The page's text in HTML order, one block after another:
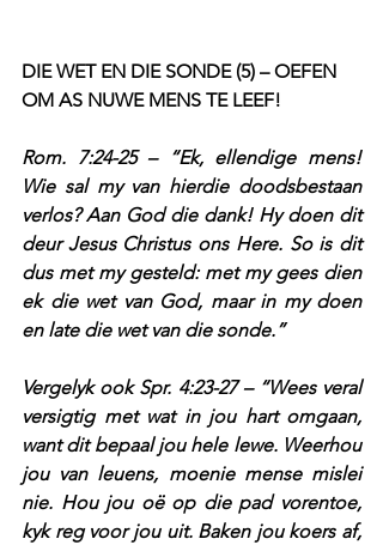
DIE WET EN DIE SONDE (5) – OEFEN
OM AS NUWE MENS TE LEEF!
Rom. 7:24-25 – “Ek, ellendige mens!
Wie sal my van hierdie doodsbestaan
verlos? Aan God die dank! Hy doen dit
deur Jesus Christus ons Here. So is dit
dus met my gesteld: met my gees dien
ek die wet van God, maar in my doen
en late die wet van die sonde.”
Vergelyk ook Spr. 4:23-27 – “Wees veral
versigtig met wat in jou hart omgaan,
want dit bepaal jou hele lewe. Weerhou
jou van leuens, moenie mense mislei
nie. Hou jou oë op die pad vorentoe,
kyk reg voor jou uit. Baken jou koers af,